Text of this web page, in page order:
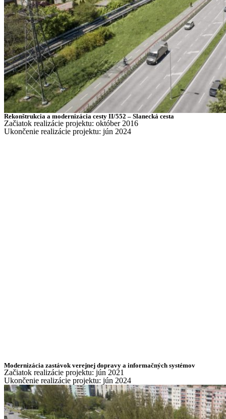
Rekonštrukcia a modernizácia cesty II/552 – Slanecká cesta
Začiatok realizácie projektu: október 2016
Ukončenie realizácie projektu: jún 2024
Modernizácia zastávok verejnej dopravy a informačných systémov
Začiatok realizácie projektu: jún 2021
Ukončenie realizácie projektu: jún 2024